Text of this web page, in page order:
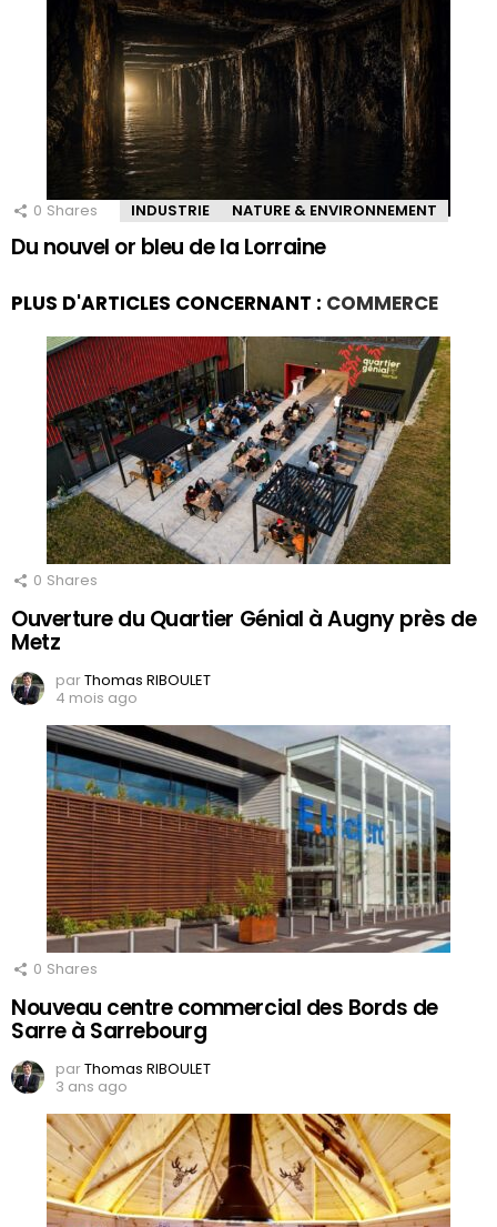
0 Shares INDUSTRIE NATURE & ENVIRONNEMENT
Du nouvel or bleu de la Lorraine
PLUS D'ARTICLES CONCERNANT : COMMERCE
0 Shares
Ouverture du Quartier Génial à Augny près de
Metz
parThomas RIBOULET
4 mois ago
0 Shares
Nouveau centre commercial des Bords de
Sarre à Sarrebourg
parThomas RIBOULET
3 ans ago